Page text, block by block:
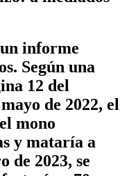
informe
Según una
12 del
de 2022, el
mono
y mataría a
de 2023, se